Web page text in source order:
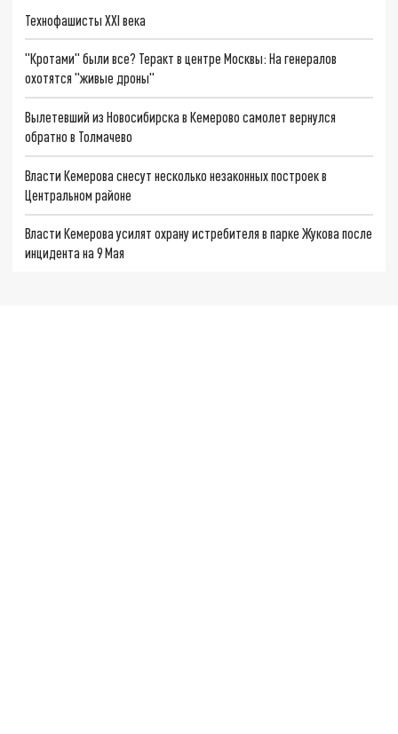
Технофашисты XXI века
"Кротами" были все? Теракт в центре Москвы: На генералов
охотятся "живые дроны"
Вылетевший из Новосибирска в Кемерово самолет вернулся
обратно в Толмачево
Власти Кемерова снесут несколько незаконных построек в
Центральном районе
Власти Кемерова усилят охрану истребителя в парке Жукова после
инцидента на 9 Мая